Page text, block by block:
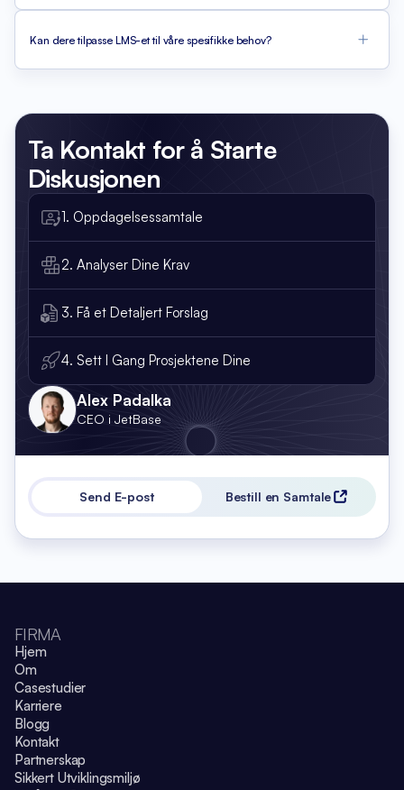
Kan dere tilpasse LMS-et til våre spesifikke behov?
Ta Kontakt for å Starte
Diskusjonen
1. Oppdagelsessamtale
2. Analyser Dine Krav
3. Få et Detaljert Forslag
4. Sett I Gang Prosjektene Dine
Alex Padalka
CEO i JetBase
Send E-post Bestill en Samtale
FIRMA
Hjem
Om
Casestudier
Karriere
Blogg
Kontakt
Partnerskap
Sikkert Utviklingsmiljø